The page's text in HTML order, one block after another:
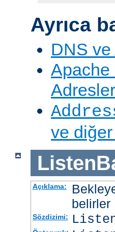
Ayrıca
DNS
Apache
ve diğer
Açıklama:
belirler
Sözdizimi: